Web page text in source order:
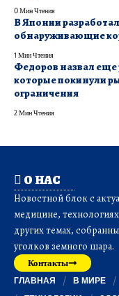
0 Мин Чтения
В Японии
обнаруживающие
1 Мин Чтения
Федоров назвал
которые покинули
ограничения
2 Мин Чтения
О НАС
Новостной блок с
медицине,
других темах,
уголков земного шара.
Контакты
ГЛАВНАЯ В МИРЕ